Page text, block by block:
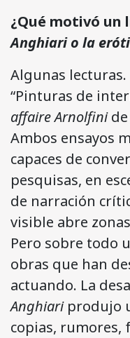
¿Qué motivó un
Anghiari o la
Algunas
“Pinturas de
affaire Arnolfinide
Ambos ensayos
capaces de
pesquisas, en
de narración
visible abre
Pero sobre todo
obras que han
actuando. La
Anghiariprodujo
copias, rumores,